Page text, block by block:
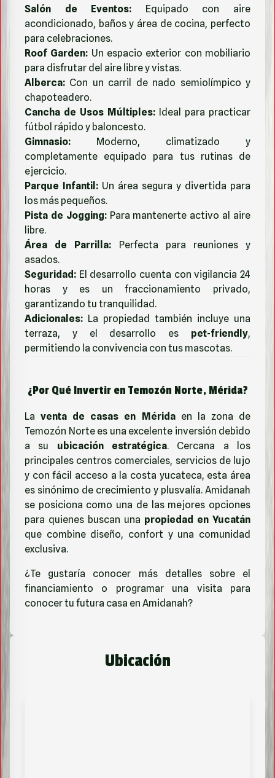
Salón de Eventos: Equipado con aire
acondicionado, baños y área de cocina, perfecto
para celebraciones.
Roof Garden: Un espacio exterior con mobiliario
para disfrutar del aire libre y vistas.
Alberca: Con un carril de nado semiolímpico y
chapoteadero.
Cancha de Usos Múltiples: Ideal para practicar
fútbol rápido y baloncesto.
Gimnasio: Moderno, climatizado y
completamente equipado para tus rutinas de
ejercicio.
Parque Infantil: Un área segura y divertida para
los más pequeños.
Pista de Jogging:Para mantenerte activo al aire
libre.
Área de Parrilla: Perfecta para reuniones y
asados.
Seguridad: El desarrollo cuenta con vigilancia 24
horas y es un fraccionamiento privado,
garantizando tu tranquilidad.
Adicionales: La propiedad también incluye una
terraza, y el desarrollo es pet-friendly,
permitiendo la convivencia con tus mascotas.
¿Por Qué Invertir en Temozón Norte, Mérida?
Laventa de casas en Méridaen la zona de
Temozón Norte es una excelente inversión debido
a su ubicación estratégica. Cercana a los
principales centros comerciales, servicios de lujo
y con fácil acceso a la costa yucateca, esta área
es sinónimo de crecimiento y plusvalía. Amidanah
se posiciona como una de las mejores opciones
para quienes buscan una propiedad en Yucatán
que combine diseño, confort y una comunidad
exclusiva.
¿Te gustaría conocer más detalles sobre el
financiamiento o programar una visita para
conocer tu futura casa en Amidanah?
Ubicación